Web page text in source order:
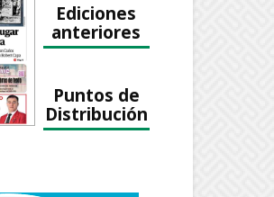
Ediciones
anteriores
Puntos de
Distribución